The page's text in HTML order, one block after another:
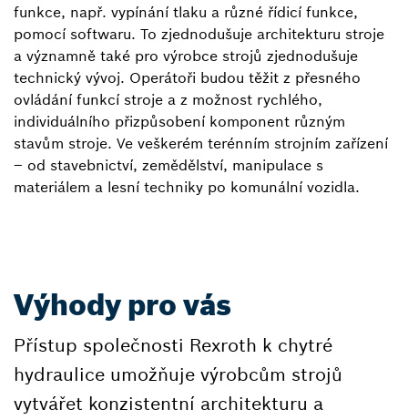
funkce, např. vypínání tlaku a různé řídicí funkce,
pomocí softwaru. To zjednodušuje architekturu stroje
a významně také pro výrobce strojů zjednodušuje
technický vývoj. Operátoři budou těžit z přesného
ovládání funkcí stroje a z možnost rychlého,
individuálního přizpůsobení komponent různým
stavům stroje. Ve veškerém terénním strojním zařízení
– od stavebnictví, zemědělství, manipulace s
materiálem a lesní techniky po komunální vozidla.
Výhody pro vás
Přístup společnosti Rexroth k chytré
hydraulice umožňuje výrobcům strojů
vytvářet konzistentní architekturu a